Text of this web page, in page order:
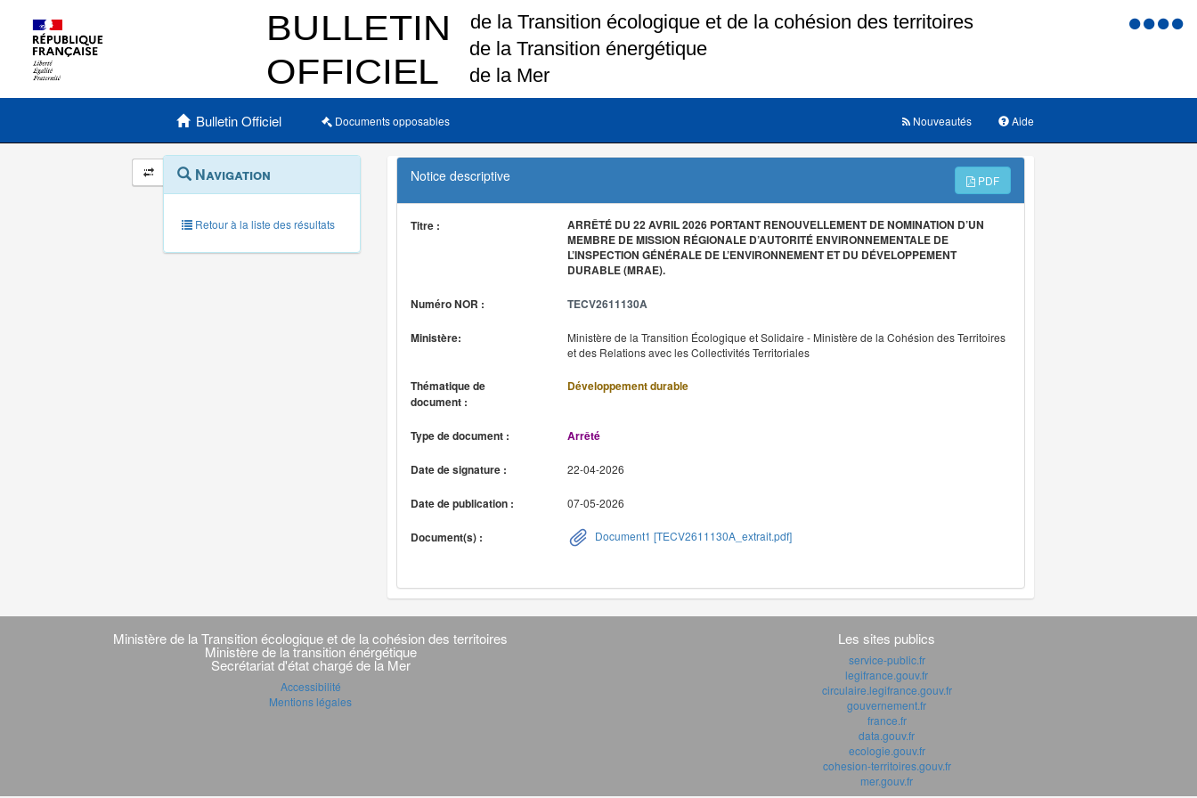
Menu
Menu principal
Bulletin Officiel Documents opposables Aide
Nouveautés
Navigation
et
outils
annexes
Menu
contextuel
Navigation
Retour à la liste des résultats
Notice descriptive PDF
Titre :
ARRÊTÉ DU 22 AVRIL 2026 PORTANT RENOUVELLEMENT DE NOMINATION D’UN
MEMBRE DE MISSION RÉGIONALE D’AUTORITÉ ENVIRONNEMENTALE DE
L’INSPECTION GÉNÉRALE DE L’ENVIRONNEMENT ET DU DÉVELOPPEMENT
DURABLE (MRAE).
Numéro NOR : TECV2611130A
Ministère:
Ministère de la Transition Écologique et Solidaire - Ministère de la Cohésion des Territoires
et des Relations avec les Collectivités Territoriales
Thématique de
document :
Développement durable
Type de document : Arrêté
Date de signature : 22-04-2026
Date de publication : 07-05-2026
Document(s) : Document1 [TECV2611130A_extrait.pdf]
Navigation
transverseMinistère de la Transition écologique et de la cohésion des territoires
Ministère de la transition énérgétique
Secrétariat d'état chargé de la Mer
Accessibilité
Mentions légales
Les sites publics
service-public.fr
legifrance.gouv.fr
circulaire.legifrance.gouv.fr
gouvernement.fr
france.fr
data.gouv.fr
ecologie.gouv.fr
cohesion-territoires.gouv.fr
mer.gouv.fr